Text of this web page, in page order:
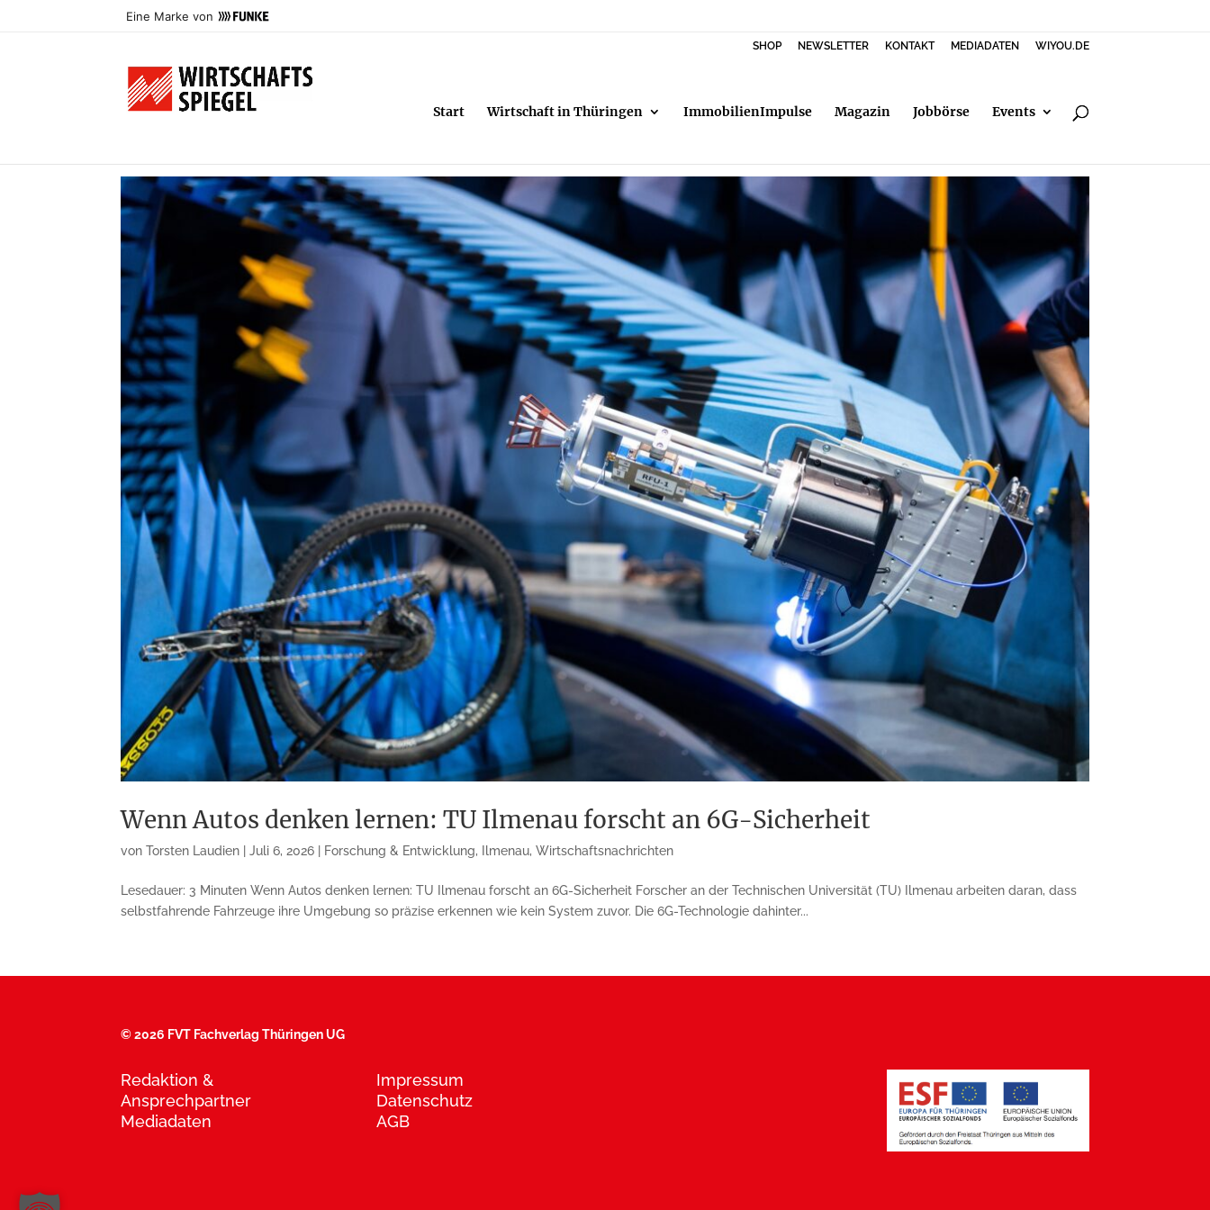
Eine Marke von
SHOP NEWSLETTER KONTAKT MEDIADATEN WIYOU.DE
Start Wirtschaft in Thüringen ImmobilienImpulse Magazin Jobbörse Events
Wenn Autos denken lernen: TU Ilmenau forscht an 6G-Sicherheit
vonTorsten Laudien |Juli 6, 2026 Forschung & Entwicklung, Ilmenau,Wirtschaftsnachrichten
Lesedauer: 3 Minuten Wenn Autos denken lernen: TU Ilmenau forscht an 6G-Sicherheit Forscher an der Technischen Universität (TU) Ilmenau arbeiten daran, dass
selbstfahrende Fahrzeuge ihre Umgebung so präzise erkennen wie kein System zuvor. Die 6G-Technologie dahinter...
©2026 FVT Fachverlag Thüringen UG
Redaktion &
Ansprechpartner
Mediadaten
Impressum
Datenschutz
AGB